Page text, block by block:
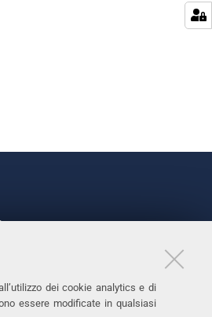
dei cookie analytics e di
essere modificate in qualsiasi